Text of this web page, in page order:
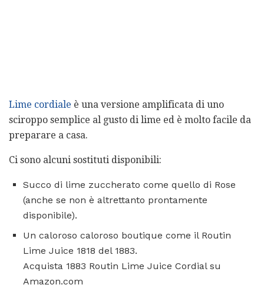
Lime cordiale è una versione amplificata di uno
sciroppo semplice al gusto di lime ed è molto facile da
preparare a casa.
Ci sono alcuni sostituti disponibili:
Succo di lime zuccherato come quello di Rose
(anche se non è altrettanto prontamente
disponibile).
Un caloroso caloroso boutique come il Routin
Lime Juice 1818 del 1883.
Acquista 1883 Routin Lime Juice Cordial su
Amazon.com